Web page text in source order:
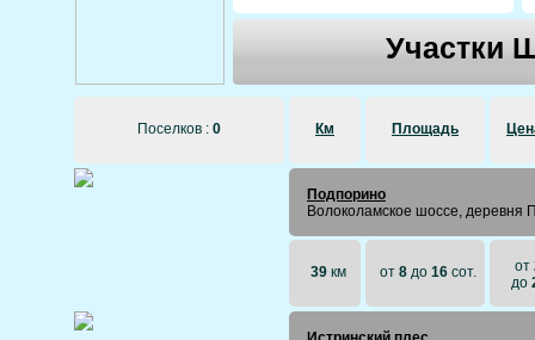
Участки
Поселков : 0 Км Площадь
Подпорино
Волоколамское шоссе, деревня
39км от 8 до 16 сот. от
до